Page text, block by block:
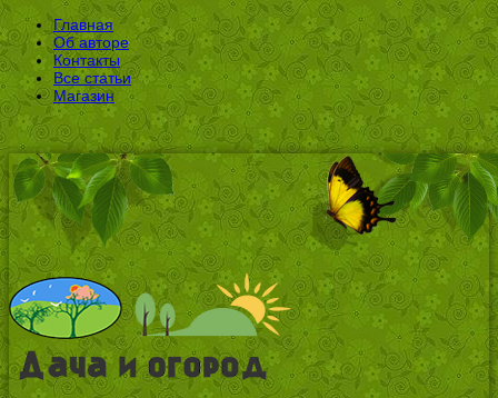
Главная
Об авторе
Контакты
Все статьи
Магазин